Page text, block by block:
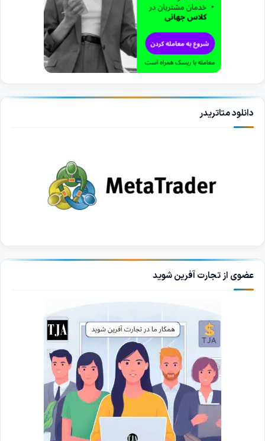
دانلود متاتریدر
عضوی از تجارت آفرین شوید